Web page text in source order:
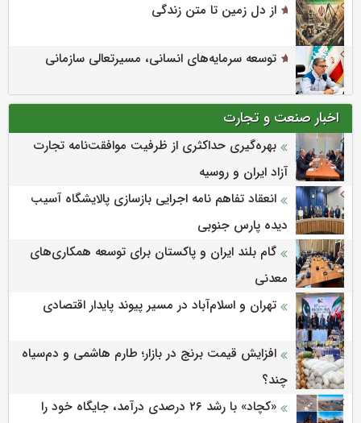
از دل زمین تا متن زندگی
توسعه سرمایه‌های انسانی، مسیرتعالی سازمانی
اخبار صنعت و تجارت
بهره‌گیری حداکثری از ظرفیت موافقت‌نامه تجارت
آزاد ایران و روسیه
انعقاد تفاهم نامه اجرایی بازسازی پالایشگاه آسیب
دیده پارس جنوبی
گام بلند ایران و پاکستان برای توسعه همکاری‌های
معدنی
تهران و اسلام‌آباد در مسیر پیوند پایدار اقتصادی
افزایش قیمت برنج در بازار؛ طارم هاشمی و دم‌سیاه
چند؟
«کچاد» با رشد ۲۶ درصدی درآمد، جایگاه خود را